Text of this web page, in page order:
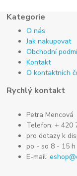
Kategorie
O nás
Jak nakupovat
Obchodní
Kontakt
O kontaktních
Rychlý kontakt
Petra Mencová
Telefon: + 420
pro dotazy k
po - so 8 - 15 h
E-mail: